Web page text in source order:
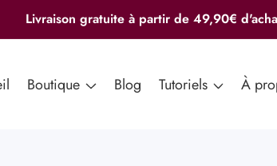
Livraison gratuite à partir de 49,90€
Boutique Blog Tutoriels À